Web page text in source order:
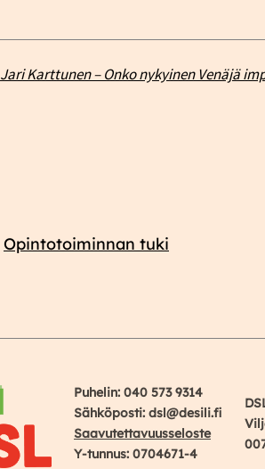
Jari Karttunen – Onko nykyinen Venäjä
Opintotoiminnan tuki
Puhelin: 040 573 9314
Sähköposti: dsl@desili.fi
Saavutettavuusseloste
Y-tunnus: 0704671-4